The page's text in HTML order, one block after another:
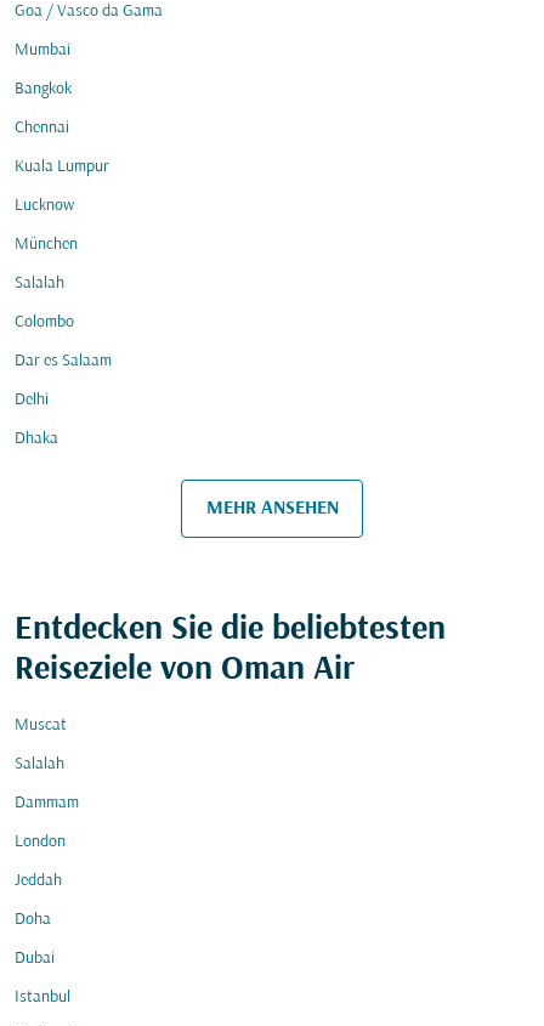
Goa / Vasco da Gama
Mumbai
Bangkok
Chennai
Kuala Lumpur
Lucknow
München
Salalah
Colombo
Dar es Salaam
Delhi
Dhaka
MEHR ANSEHEN
Entdecken Sie die beliebtesten
Reiseziele von Oman Air
Muscat
Salalah
Dammam
London
Jeddah
Doha
Dubai
Istanbul